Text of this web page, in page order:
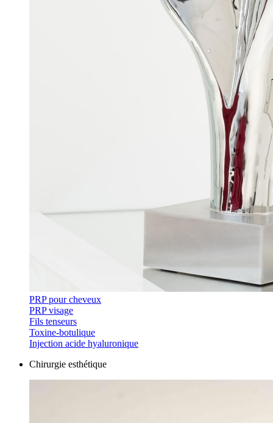
PRP pour cheveux
PRP visage
Fils tenseurs
Toxine-botulique
Injection acide hyaluronique
Chirurgie esthétique